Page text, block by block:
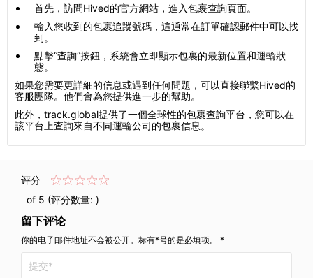
首先，訪問Hived的官方網站，進入包裹查詢頁面。
輸入您收到的包裹追蹤號碼，這通常在訂單確認郵件中可以找
到。
點擊“查詢”按鈕，系統會立即顯示包裹的最新位置和運輸狀
態。
如果您需要更詳細的信息或遇到任何問題，可以直接聯繫Hived的
客服團隊。他們會為您提供進一步的幫助。
此外，track.global提供了一個全球性的包裹查詢平台，您可以在
該平台上查詢來自不同運輸公司的包裹信息。
评分
of 5 (评分数量: )
留下评论
你的电子邮件地址不会被公开。标有*号的是必填项。 *